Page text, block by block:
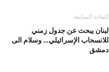
المادة السابقة
لبنان يبحث عن جدول زمني
للانسحاب الإسرائيلي… وسلام الى
دمشق